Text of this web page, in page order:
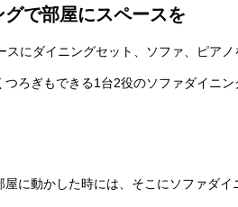
で部屋にスペースを
スにダイニングセット、ソファ、ピア
つろぎもできる1台2役のソファダイニ
屋に動かした時には、そこにソファダ